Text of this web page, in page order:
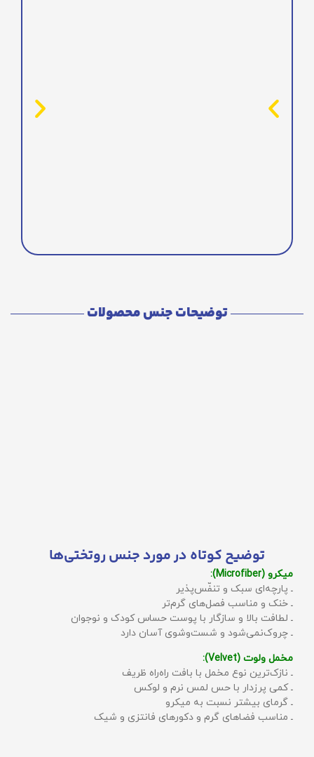
توضیحات جنس محصولات
توضیح کوتاه در مورد جنس روتختی‌ها
میکرو (Microfiber):
ـ پارچه‌ای سبک و تنفّس‌پذیر
ـ خنک و مناسب فصل‌های گرم‌تر
ـ لطافت بالا و سازگار با پوست حساس کودک و نوجوان
ـ چروک‌نمی‌شود و شست‌وشوی آسان دارد
مخمل ولوت (Velvet):
ـ نازک‌ترین نوع مخمل با بافت راه‌راه ظریف
ـ کمی پرزدار با حس لمس نرم و لوکس
ـ گرمای بیشتر نسبت به میکرو
ـ مناسب فضاهای گرم و دکورهای فانتزی و شیک